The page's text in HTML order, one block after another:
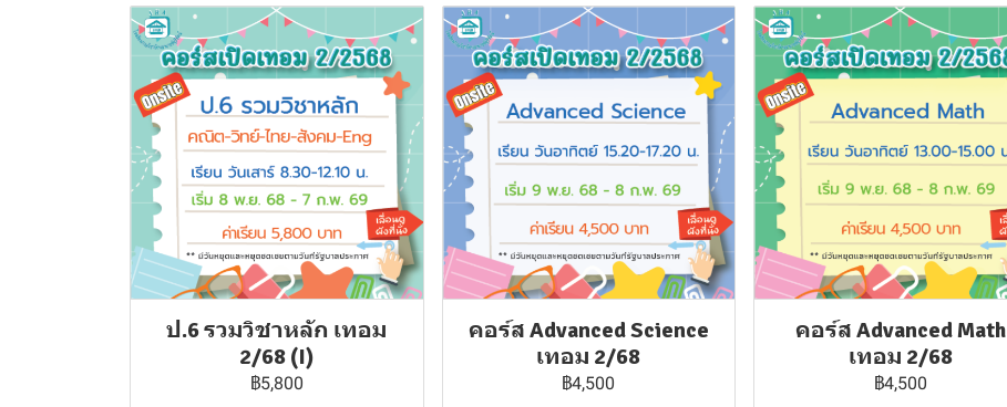
ป.6 รวมวิชาหลัก เทอม
2/68 (I)
฿5,800
คอร์ส Advanced Science
เทอม 2/68
฿4,500
คอร์ส Advanced Math
เทอม 2/68
฿4,500